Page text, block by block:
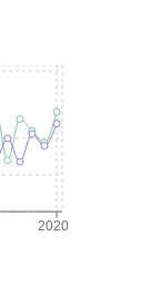
2020